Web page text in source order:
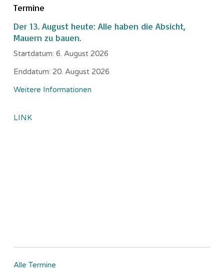
Termine
Der 13. August heute: Alle haben die Absicht,
Mauern zu bauen.
Startdatum: 6. August 2026
Enddatum: 20. August 2026
Weitere Informationen
LINK
Alle Termine